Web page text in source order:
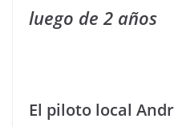
luego de 2 años
El piloto local